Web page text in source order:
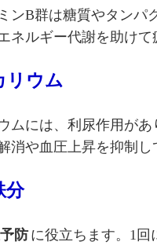
ンB群は糖質やタンパ
ネルギー代謝を助け
リウム
ムには、利尿作用が
消や血圧上昇を抑制し
分
防 に役立ちます。1